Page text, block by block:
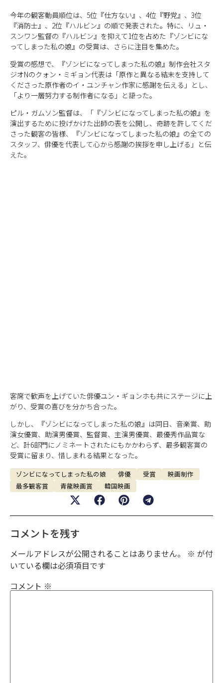
今年の観客動員順位は、5位『仕方ない』、4位『野党』、3位
『消防士』、2位『ハルビン』の順で発表された。特に、リュ・
スンワン監督の『ハルビン』を抑えて1位を占めた『ゾンビにな
ってしまった私の娘』の受賞は、さらに注目を集めた。
受賞の感想で、『ゾンビになってしまった私の娘』制作会社スタ
ジオNのクォン・ミギョン代表は「原作と異なる結末を支持して
くださった原作者のイ・ユンチャン作家に感謝を伝える」とし、
「より一層努力する制作者になる」と語った。
ピル・ガムソン監督は、「『ゾンビになってしまった私の娘』を
演出するために投げかけた出師の表を公開し、奇跡を許してくだ
さった観客の皆様、『ゾンビになってしまった私の娘』の全ての
スタッフ、俳優を代表して心から感謝の挨拶を申し上げる」と伝
えた。
客席で歓声を上げていた俳優ユン・ギョンホも共にステージに上
がり、受賞の喜びを分かち合った。
しかし、『ゾンビになってしまった私の娘』は同日、音楽賞、助
演女優賞、助演男優賞、監督賞、主演男優賞、最優秀作品賞な
ど、計6部門にノミネートされたにもかかわらず、最多観客賞の
受賞に留まり、惜しまれる結果となった。
ゾンビになってしまった私の娘 俳優 受賞
映画制作
最多観客賞
青龍映画賞 韓国映画
コメントを残す
メールアドレスが公開されることはありません。 ※ が付
いている欄は必須項目です
コメント ※